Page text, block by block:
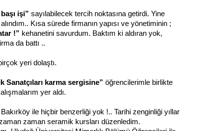
işi” sayılabilecek tercih noktasına getirdi. Yine
Kısa sürede firmanın yapısı ve yönetiminin ;
!” kehanetini savurdum. Baktım ki aldıran yok,
da battı ..
yeri dolaştı.
Sanatçıları karma sergisine” öğrencilerimle birlikte
yer aldı.
ile hiçbir benzerliği yok !.. Tarihi zenginliği yıllar
zaman seramik kursları düzenledim.